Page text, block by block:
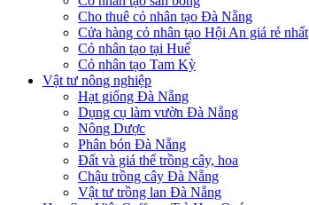
Cho thuê cỏ nhân tạo Đà Nẵng
Cửa hàng cỏ nhân tạo Hội An giá rẻ nhất
Cỏ nhân tạo tại Huế
Cỏ nhân tạo Tam Kỳ
Vật tư nông nghiệp
Hạt giống Đà Nẵng
Dụng cụ làm vườn Đà Nẵng
Nông Dược
Phân bón Đà Nẵng
Đất và giá thể trồng cây, hoa
Chậu trồng cây Đà Nẵng
Vật tư trồng lan Đà Nẵng